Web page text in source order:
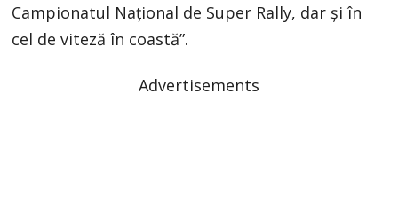
Campionatul Național de Super Rally, dar și în
cel de viteză în coastă”.
Advertisements